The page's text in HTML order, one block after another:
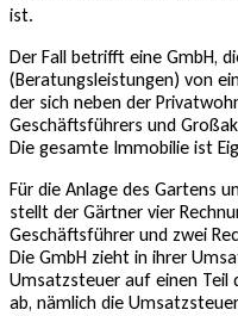
ist.
Der Fall betrifft eine GmbH,
(Beratungsleistungen) von
der sich neben der
Geschäftsführers und
Die gesamte Immobilie ist
Für die Anlage des Gartens
stellt der Gärtner vier
Geschäftsführer und zwei
Die GmbH zieht in ihrer
Umsatzsteuer auf einen Teil
ab, nämlich die